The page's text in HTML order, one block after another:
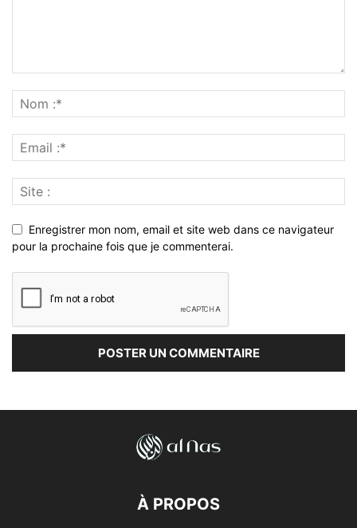
Enregistrer mon nom, email et site web dans ce navigateur
pour la prochaine fois que je commenterai.
À PROPOS